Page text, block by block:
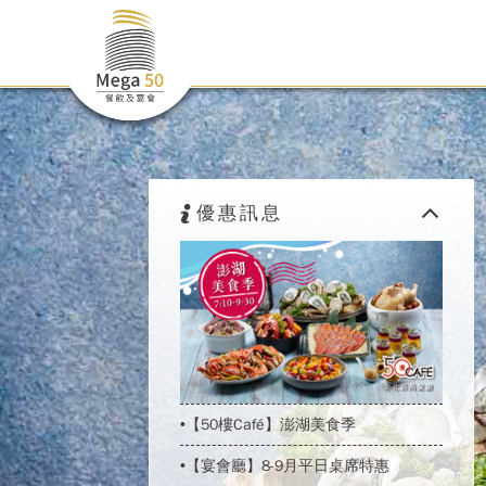
優惠訊息
•【50樓Café】澎湖美食季
•【宴會廳】8-9月平日桌席特惠